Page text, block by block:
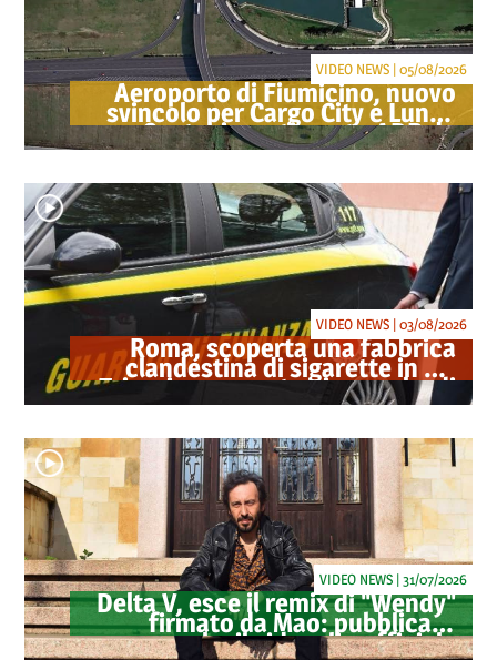
Aeroporto di Fiumicino, nuovo
svincolo per Cargo City e Lunga
Sosta: investimento ADR da
oltre 40 milioni
VIDEO NEWS | 05/08/2026
Roma, scoperta una fabbrica
clandestina di sigarette in via
Trigoria: sequestrati 1.350 kg di
tabacco
VIDEO NEWS | 03/08/2026
Delta V, esce il remix di "Wendy"
firmato da Mao: pubblicato
anche il videoclip ufficiale
VIDEO NEWS | 31/07/2026